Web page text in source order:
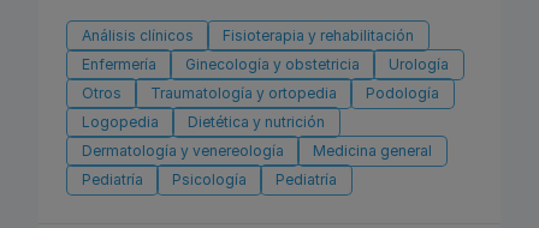
Análisis clínicos
Fisioterapia y rehabilitación
Enfermería
Ginecología y obstetricia
Urología
Otros
Traumatología y ortopedia
Podología
Logopedia
Dietética y nutrición
Dermatología y venereología
Medicina general
Pediatría
Psicología Pediatría